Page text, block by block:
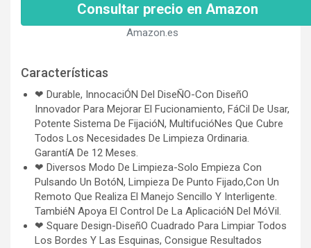
Consultar precio en Amazon
Amazon.es
Características
❤ Durable, InnocaciÓN Del DiseÑO-Con DiseñO
Innovador Para Mejorar El Fucionamiento, FáCil De Usar,
Potente Sistema De FijacióN, MultifucióNes Que Cubre
Todos Los Necesidades De Limpieza Ordinaria.
GarantíA De 12 Meses.
❤ Diversos Modo De Limpieza-Solo Empieza Con
Pulsando Un BotóN, Limpieza De Punto Fijado,Con Un
Remoto Que Realiza El Manejo Sencillo Y Interligente.
TambiéN Apoya El Control De La AplicacióN Del MóVil.
❤ Square Design-DiseñO Cuadrado Para Limpiar Todos
Los Bordes Y Las Esquinas, Consigue Resultados